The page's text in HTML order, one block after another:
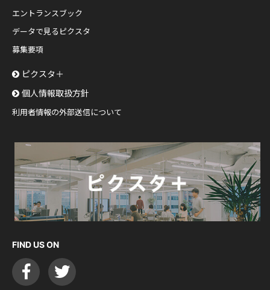
エントランスブック
データで見るピクスタ
募集要項
ピクスタ＋
個人情報取扱方針
利用者情報の外部送信について
FIND US ON